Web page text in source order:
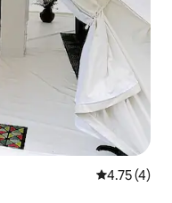
Calificación
4.75 (4)